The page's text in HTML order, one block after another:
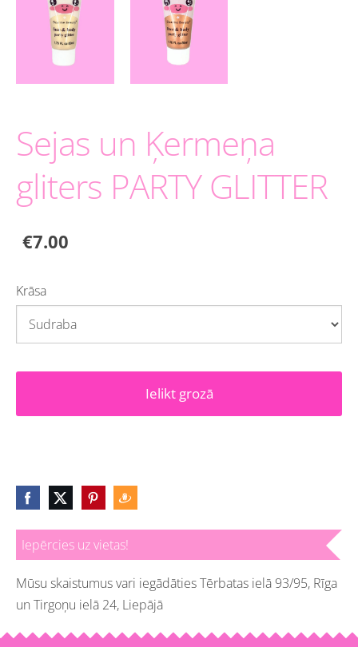
Iepērcies uz vietas!
Mūsu skaistumus vari iegādāties Tērbatas ielā 93/95, Rīga
un Tirgoņu ielā 24, Liepājā
Sejas un Ķermeņa
gliters PARTY GLITTER
€7.00
Krāsa
Ielikt grozā